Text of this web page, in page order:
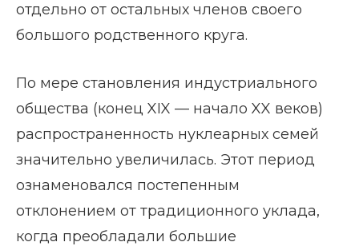
отдельно от остальных членов своего
большого родственного круга.
По мере становления индустриального
общества (конец XIX — начало XX веков)
распространенность нуклеарных семей
значительно увеличилась. Этот период
ознаменовался постепенным
отклонением от традиционного уклада,
когда преобладали большие